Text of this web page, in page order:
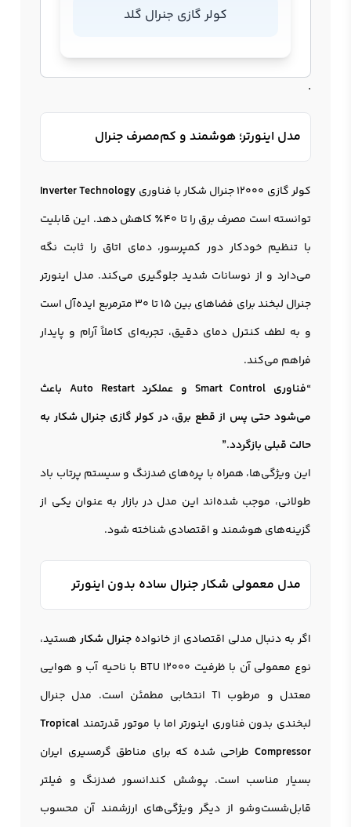
کولر گازی جنرال گلد
.
مدل اینورتر؛ هوشمند و کم‌مصرف جنرال
کولر گازی 12000 جنرال شکار با فناوری
Inverter Technology
توانسته است مصرف برق را تا 40٪ کاهش دهد. این قابلیت
با تنظیم خودکار دور کمپرسور، دمای اتاق را ثابت نگه
می‌دارد و از نوسانات شدید جلوگیری می‌کند. مدل اینورتر
جنرال لبخند برای فضاهای بین 15 تا 30 مترمربع ایده‌آل است
و به لطف کنترل دمای دقیق، تجربه‌ای کاملاً آرام و پایدار
فراهم می‌کند.
“فناوری Smart Control و عملکرد Auto Restart باعث
می‌شود حتی پس از قطع برق، در کولر گازی جنرال شکار به
حالت قبلی بازگردد.”
این ویژگی‌ها، همراه با پره‌های ضدزنگ و سیستم پرتاب باد
طولانی، موجب شده‌اند این مدل در بازار به عنوان یکی از
گزینه‌های هوشمند و اقتصادی شناخته شود.
مدل معمولی شکار جنرال ساده بدون اینورتر
اگر به دنبال مدلی اقتصادی از خانواده جنرال شکارهستید،
نوع معمولی آن با ظرفیت 12000 BTU با ناحیه آب و هوایی
معتدل و مرطوب T1 انتخابی مطمئن است. مدل جنرال
لبخندی بدون فناوری اینورتر اما با موتور قدرتمند Tropical
Compressor طراحی شده که برای مناطق گرمسیری ایران
بسیار مناسب است. پوشش کندانسور ضدزنگ و فیلتر
قابل‌شست‌وشو از دیگر ویژگی‌های ارزشمند آن محسوب